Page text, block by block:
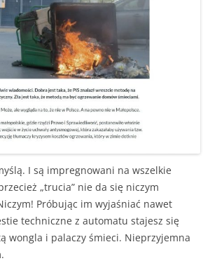
I są impregnowani na wszelkie
„trucia” nie da się niczym
Próbując im wyjaśniać nawet
techniczne z automatu stajesz się
wongla i palaczy śmieci. Nieprzyjemna